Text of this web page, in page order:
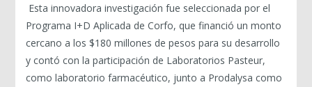
Esta innovadora investigación fue seleccionada por el
Programa I+D Aplicada de Corfo, que financió un monto
cercano a los $180 millones de pesos para su desarrollo
y contó con la participación de Laboratorios Pasteur,
como laboratorio farmacéutico, junto a Prodalysa como